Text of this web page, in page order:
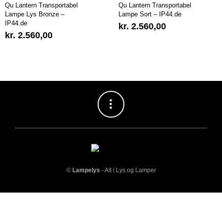
Qu Lantern Transportabel
Lampe Lys Bronze –
IP44.de
kr. 2.560,00
Qu Lantern Transportabel
Lampe Sort – IP44.de
kr. 2.560,00
© Lampelys - Alt i Lys og Lamper